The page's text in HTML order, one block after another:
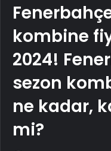
kombine
2024!
sezon
ne kadar,
mi?